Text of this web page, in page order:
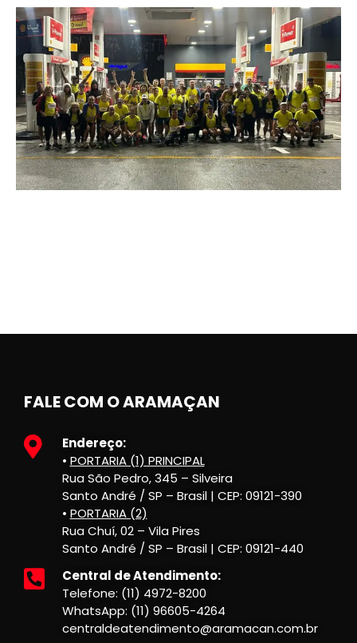
FALE COM O ARAMAÇAN
Endereço:
• PORTARIA (1) PRINCIPAL
Rua São Pedro, 345 – Silveira
Santo André / SP – Brasil | CEP: 09121-390
• PORTARIA (2)
Rua Chuí, 02 – Vila Pires
Santo André / SP – Brasil | CEP: 09121-440
Central de Atendimento:
Telefone: (11) 4972-8200
WhatsApp: (11) 96605-4264
centraldeatendimento@aramacan.com.br